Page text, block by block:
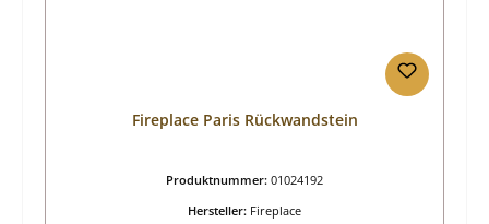
Fireplace Paris Rückwandstein
Produktnummer: 01024192
Hersteller: Fireplace